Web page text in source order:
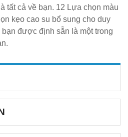
tất cả về bạn. 12 Lựa chọn màu
kẹo cao su bổ sung cho duy
được định sẵn là một trong